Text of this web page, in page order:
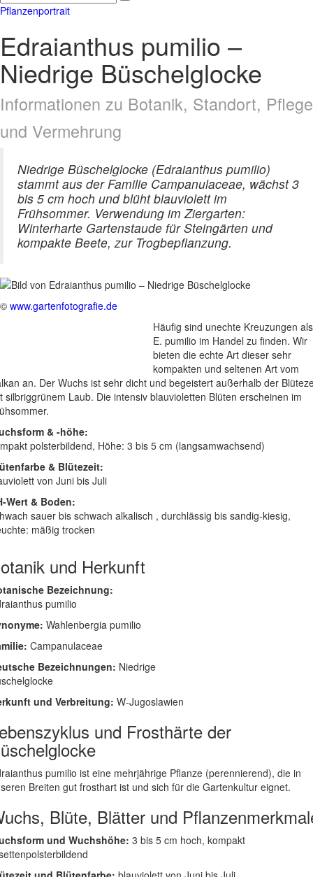
Pflanzenportrait
Edraianthus pumilio –
Niedrige Büschelglocke
Informationen zu Botanik, Standort, Pflege
und Vermehrung
Niedrige Büschelglocke (Edraianthus pumilio)
stammt aus der Familie Campanulaceae, wächst 3
bis 5 cm hoch und blüht blauviolett im
Frühsommer. Verwendung im Ziergarten:
Winterharte Gartenstaude für Steingärten und
kompakte Beete, zur Trogbepflanzung.
© www.gartenfotografie.de
Häufig sind unechte Kreuzungen als
E. pumilio im Handel zu finden. Wir
bieten die echte Art dieser sehr
kompakten und seltenen Art vom
an. Der Wuchs ist sehr dicht und begeistert außerhalb der
silbriggrünem Laub. Die intensiv blauvioletten Blüten erscheinen im
& -höhe:
polsterbildend, Höhe: 3 bis 5 cm (langsamwachsend)
& Blütezeit:
von Juni bis Juli
Wert & Boden:
sauer bis schwach alkalisch , durchlässig bis sandig-kiesig,
mäßig trocken
und Herkunft
Bezeichnung:
pumilio
Wahlenbergia pumilio
Campanulaceae
Bezeichnungen: Niedrige
und Verbreitung: W-Jugoslawien
und Frosthärte der
pumilio ist eine mehrjährige Pflanze (perennierend), die in
Breiten gut frosthart ist und sich für die Gartenkultur eignet.
Blüte, Blätter und
und Wuchshöhe: 3 bis 5 cm hoch, kompakt